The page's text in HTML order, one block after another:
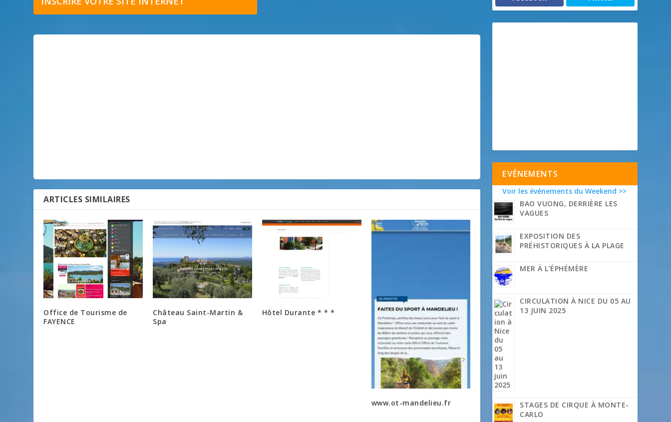
ARTICLES SIMILAIRES
Office de Tourisme de
FAYENCE
Château Saint-Martin &
Spa
Hôtel Durante * * *
www.ot-mandelieu.fr
EVÉNEMENTS
Voir les événements du Weekend >>
BAO VUONG, DERRIÈRE LES
VAGUES
EXPOSITION DES
PRÉHISTORIQUES À LA PLAGE
MER À L’ÉPHÉMÈRE
CIRCULATION À NICE DU 05 AU
13 JUIN 2025
STAGES DE CIRQUE À MONTE-
CARLO